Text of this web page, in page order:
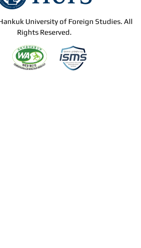
University of Foreign Studies. All
Rights Reserved.